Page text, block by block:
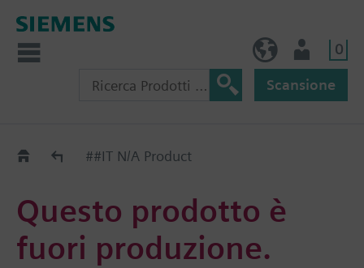
0
Scansione
Old2New##IT N/A Product
Questo prodotto è
fuori produzione.